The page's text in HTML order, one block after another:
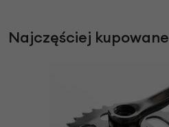
Najczęściej kupowane